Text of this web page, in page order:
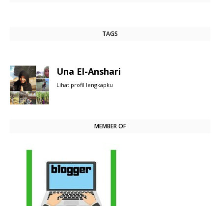
TAGS
Una El-Anshari
Lihat profil lengkapku
MEMBER OF